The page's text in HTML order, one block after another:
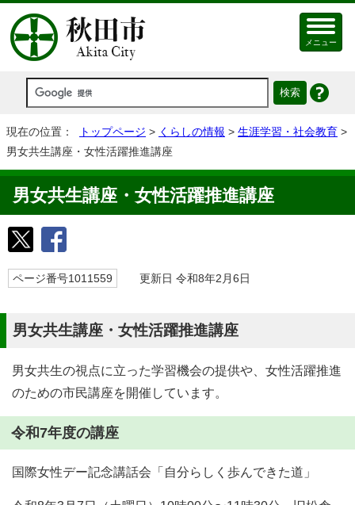
メニュー
現在の位置： トップページ > くらしの情報 > 生涯学習・社会教育 >
男女共生講座・女性活躍推進講座
男女共生講座・女性活躍推進講座
ページ番号1011559 更新日 令和8年2月6日
男女共生講座・女性活躍推進講座
男女共生の視点に立った学習機会の提供や、女性活躍推進
のための市民講座を開催しています。
令和7年度の講座
国際女性デー記念講話会「自分らしく歩んできた道」